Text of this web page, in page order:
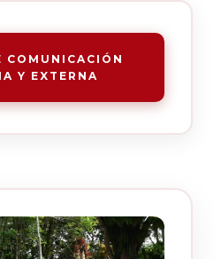
COMUNICACIÓN
Y EXTERNA